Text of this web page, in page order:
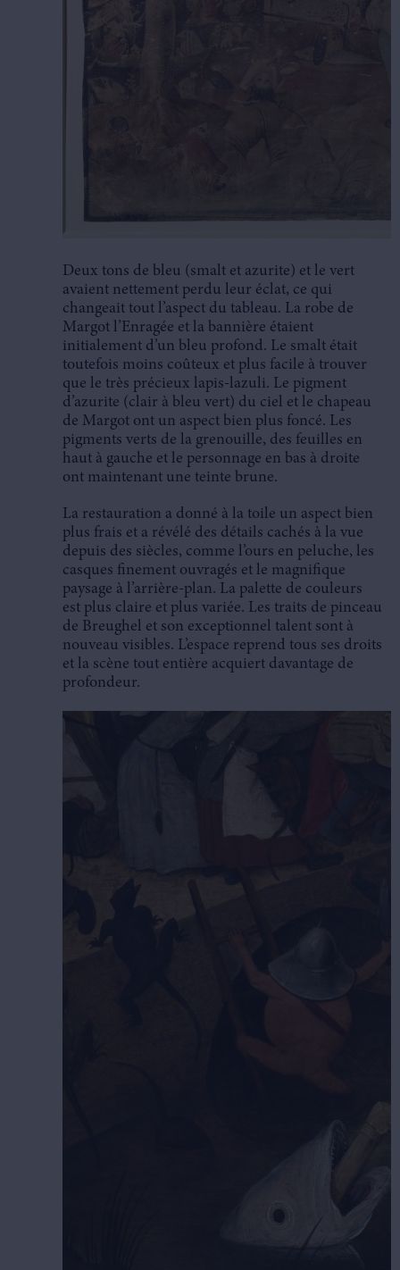
Deux tons de bleu (smalt et azurite) et le vert
avaient nettement perdu leur éclat, ce qui
changeait tout l’aspect du tableau. La robe de
Margot l’Enragée et la bannière étaient
initialement d’un bleu profond. Le smalt était
toutefois moins coûteux et plus facile à trouver
que le très précieux lapis-lazuli. Le pigment
d’azurite (clair à bleu vert) du ciel et le chapeau
de Margot ont un aspect bien plus foncé. Les
pigments verts de la grenouille, des feuilles en
haut à gauche et le personnage en bas à droite
ont maintenant une teinte brune.
La restauration a donné à la toile un aspect bien
plus frais et a révélé des détails cachés à la vue
depuis des siècles, comme l’ours en peluche, les
casques finement ouvragés et le magnifique
paysage à l’arrière-plan. La palette de couleurs
est plus claire et plus variée. Les traits de pinceau
de Breughel et son exceptionnel talent sont à
nouveau visibles. L’espace reprend tous ses droits
et la scène tout entière acquiert davantage de
profondeur.